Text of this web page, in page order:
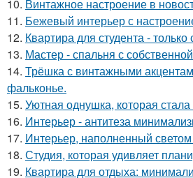
10. Винтажное настроение в
11. Бежевый интерьер с
12. Квартира для студента -
13. Мастер - спальня с
14. Трёшка с винтажными
фальконье.
15. Уютная однушка, которая
16. Интерьер - антитеза
17. Интерьер, наполненный
18. Студия, которая удивляет
19. Квартира для отдыха: